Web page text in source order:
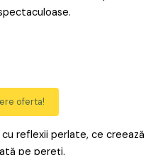
oferta!
reflexii perlate, ce creează
pe pereți.